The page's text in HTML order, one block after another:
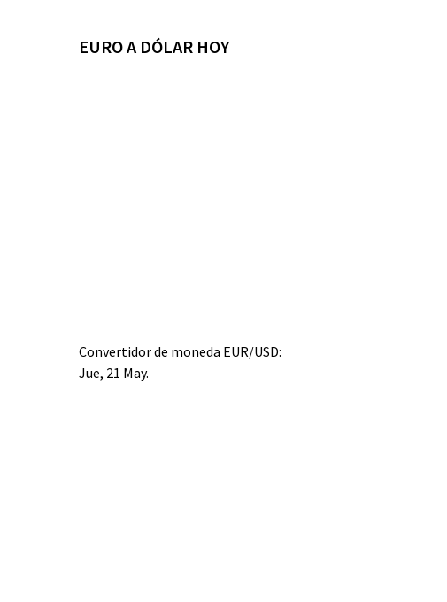
EURO A DÓLAR HOY
Convertidor de moneda EUR/USD:
Jue, 21 May.